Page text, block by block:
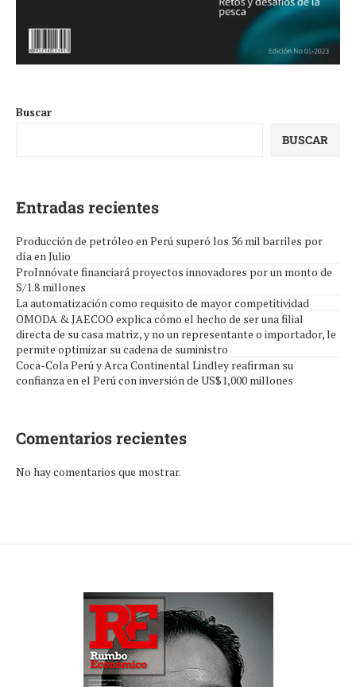
Buscar
BUSCAR
Entradas recientes
Producción de petróleo en Perú superó los 36 mil barriles por
día en Julio
ProInnóvate financiará proyectos innovadores por un monto de
S/1.8 millones
La automatización como requisito de mayor competitividad
OMODA & JAECOO explica cómo el hecho de ser una filial
directa de su casa matriz, y no un representante o importador, le
permite optimizar su cadena de suministro
Coca-Cola Perú y Arca Continental Lindley reafirman su
confianza en el Perú con inversión de US$1,000 millones
Comentarios recientes
No hay comentarios que mostrar.